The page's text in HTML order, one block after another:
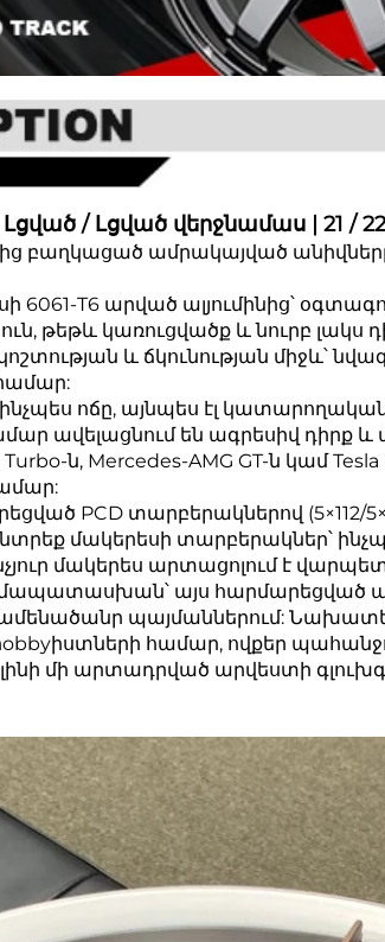
/ Լցված վերջնամաս | 21 / 22
բաղկացած ամրակայված
6061-T6 արված ալյումինից՝
թեթև կառուցվածք և նուրբ լակս
և ճկունության միջև՝
ոճը, այնպես էլ
ավելացնում են ագրեսիվ դիրք և
ն, Mercedes-AMG GT-ն կամ
PCD տարբերակներով (5×112/
մակերեսի տարբերակներ՝
մակերես արտացոլում է
այս հարմարեցված
ամենածանր պայմաններում:
համար, ովքեր
լինի մի արտադրված արվեստի